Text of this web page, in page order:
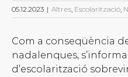
05.12.2023 | Altres, Escolarització,
Com a conseqüència
nadalenques,
d’escolarització